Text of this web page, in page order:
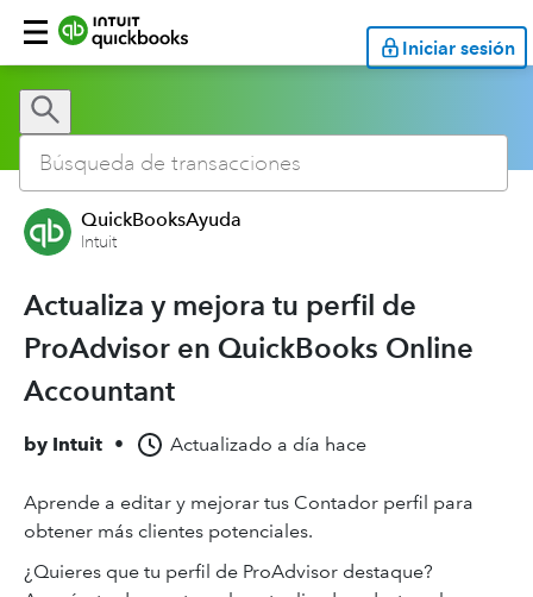
Iniciar sesión
QuickBooksAyuda
Intuit
Actualiza y mejora tu perfil de
ProAdvisor en QuickBooks Online
Accountant
by Intuit • Actualizado a día hace
Aprende a editar y mejorar tus Contador perfil para
obtener más clientes potenciales.
¿Quieres que tu perfil de ProAdvisor destaque?